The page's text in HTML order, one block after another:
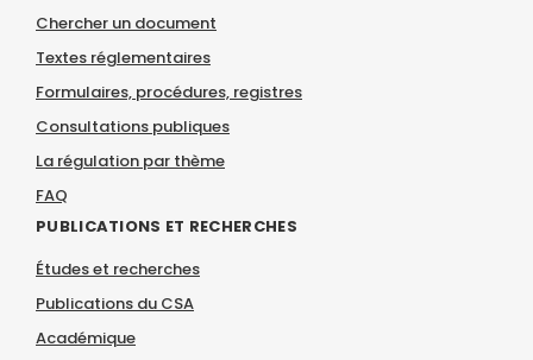
Chercher un document
Textes réglementaires
Formulaires, procédures, registres
Consultations publiques
La régulation par thème
FAQ
PUBLICATIONS ET RECHERCHES
Études et recherches
Publications du CSA
Académique